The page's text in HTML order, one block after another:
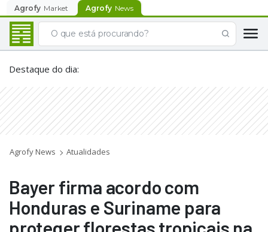
Agrofy Market Agrofy News
Destaque do dia:
Agrofy News Atualidades
Bayer firma acordo com
Honduras e Suriname para
proteger florestas tropicais na